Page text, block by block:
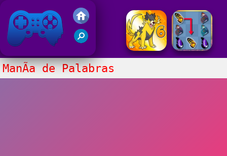
Juegos Friv 2020
ManÃ­a de Palabras